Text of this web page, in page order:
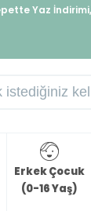
Yaz
Erkek Çocuk
(0-16 Yaş)